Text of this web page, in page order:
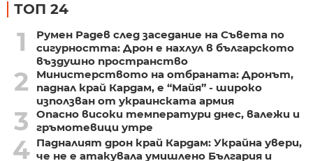
ТОП 24
1
Румен Радев след заседание на Съвета по
сигурността: Дрон е нахлул в българското
въздушно пространство
2
Министерството на отбраната: Дронът,
паднал край Кардам, е “Майя” - широко
използван от украинската армия
3
Опасно високи температури днес, валежи и
гръмотевици утре
4 Падналият дрон край Кардам: Украйна увери,
че не е атакувала умишлено България и